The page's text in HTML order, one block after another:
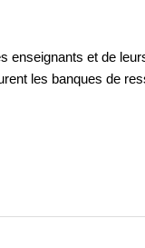
enseignants et de
les banques de